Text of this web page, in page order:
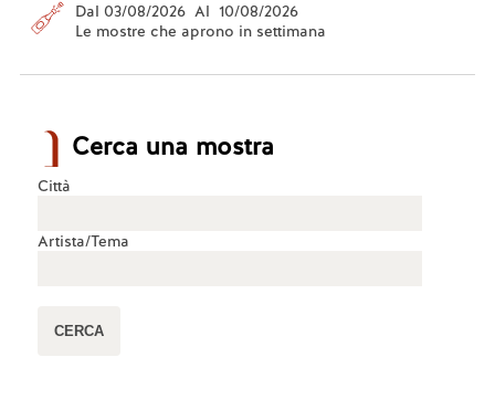
Dal 03/08/2026 Al 10/08/2026
Le mostre che aprono in settimana
Cerca una mostra
Città
Artista/Tema